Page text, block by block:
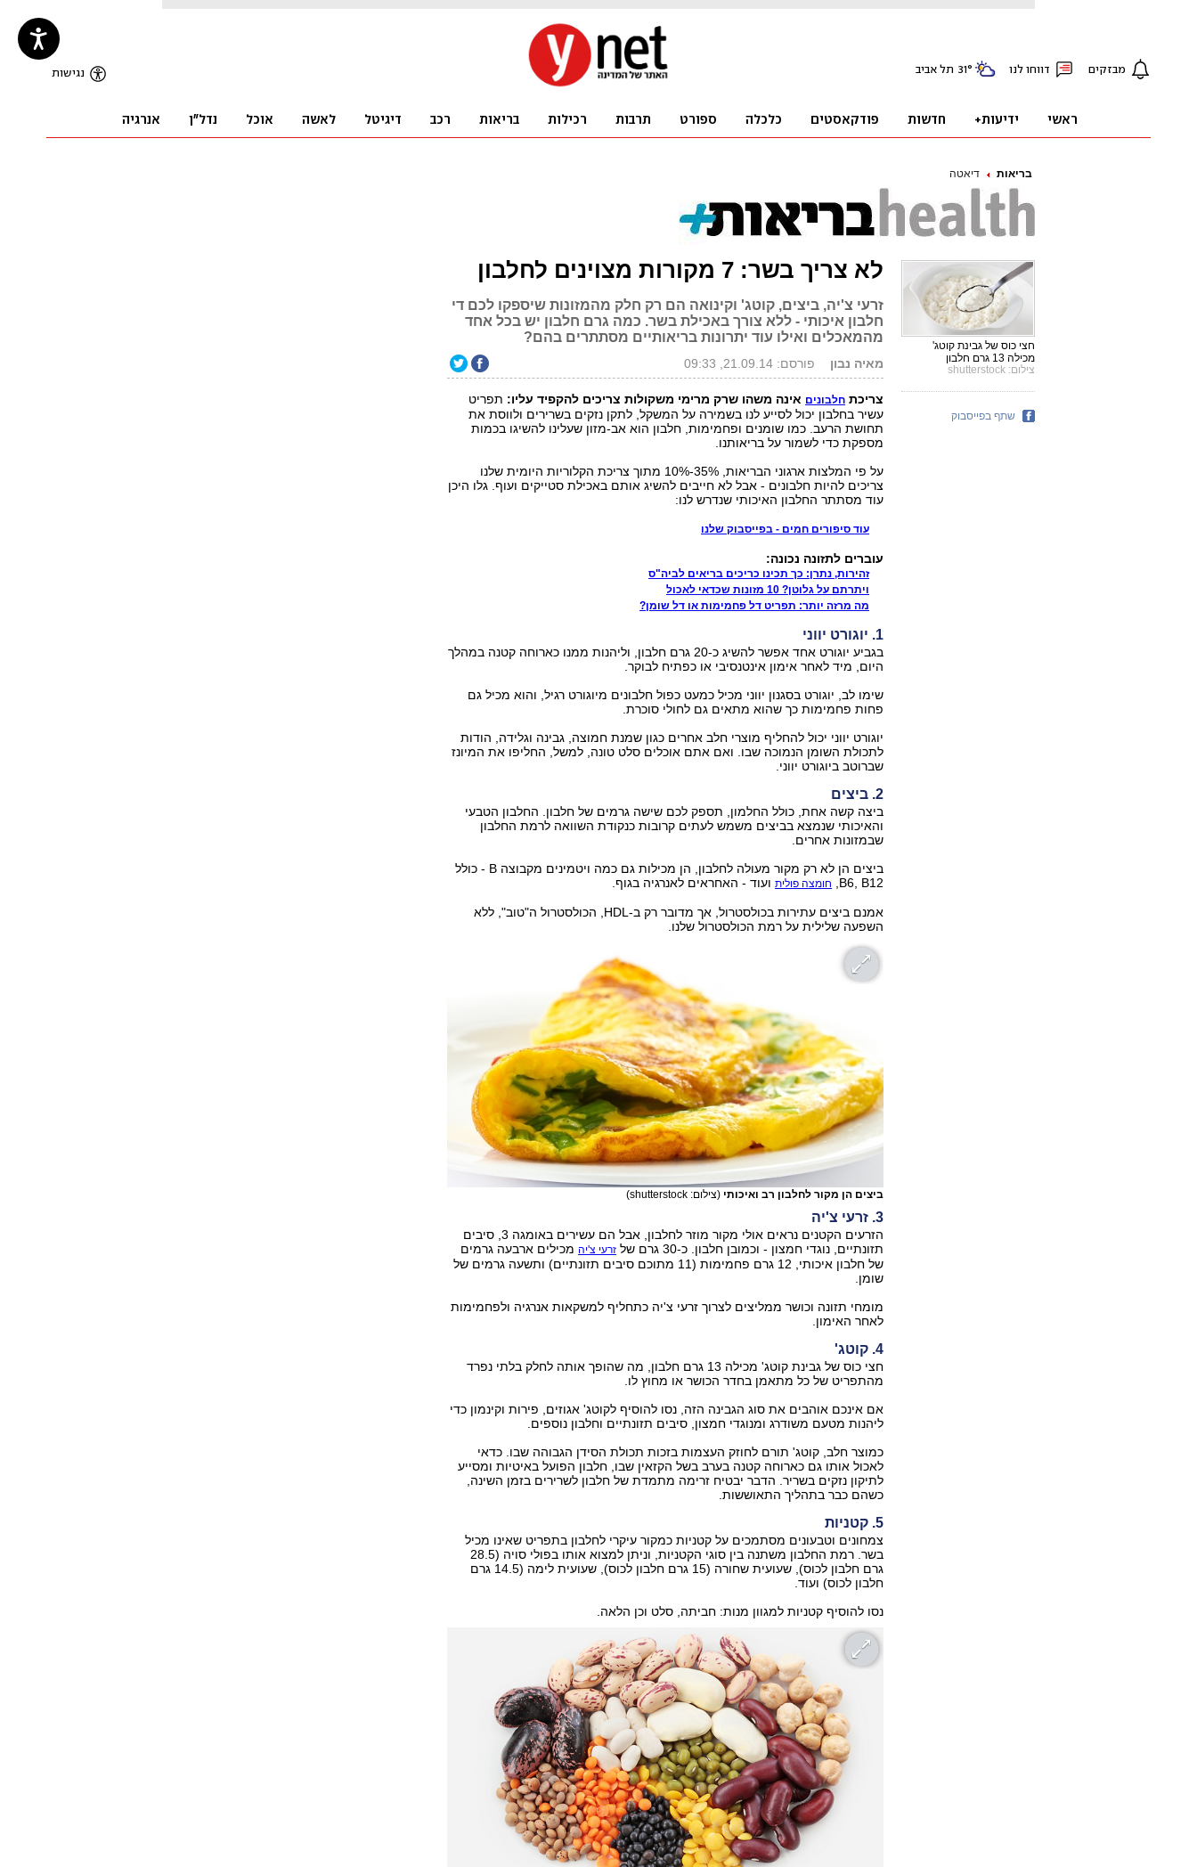
בריאות דיאטה
לא צריך בשר: 7 מקורות מצוינים לחלבון
זרעי צ'יה, ביצים, קוטג' וקינואה הם רק חלק מהמזונות שיספקו לכם די
חלבון איכותי - ללא צורך באכילת בשר. כמה גרם חלבון יש בכל אחד
מהמאכלים ואילו עוד יתרונות בריאותיים מסתתרים בהם?
מאיה נבון פורסם: 21.09.14, 09:33
צריכת חלבונים אינה משהו שרק מרימי משקולות צריכים להקפיד עליו: תפריט
עשיר בחלבון יכול לסייע לנו בשמירה על המשקל, לתקן נזקים בשרירים ולווסת את
תחושת הרעב. כמו שומנים ופחמימות, חלבון הוא אב-מזון שעלינו להשיגו בכמות
מספקת כדי לשמור על בריאותנו.
על פי המלצות ארגוני הבריאות, 35%-10% מתוך צריכת הקלוריות היומית שלנו
צריכים להיות חלבונים - אבל לא חייבים להשיג אותם באכילת סטייקים ועוף. גלו היכן
עוד מסתתר החלבון האיכותי שנדרש לנו:
עוד סיפורים חמים - בפייסבוק שלנו
עוברים לתזונה נכונה:
זהירות, נתרן: כך תכינו כריכים בריאים לביה"ס
ויתרתם על גלוטן? 10 מזונות שכדאי לאכול
מה מרזה יותר: תפריט דל פחמימות או דל שומן?
1. יוגורט יווני
בגביע יוגורט אחד אפשר להשיג כ-20 גרם חלבון, וליהנות ממנו כארוחה קטנה במהלך
היום, מיד לאחר אימון אינטנסיבי או כפתיח לבוקר.
שימו לב, יוגורט בסגנון יווני מכיל כמעט כפול חלבונים מיוגורט רגיל, והוא מכיל גם
פחות פחמימות כך שהוא מתאים גם לחולי סוכרת.
יוגורט יווני יכול להחליף מוצרי חלב אחרים כגון שמנת חמוצה, גבינה וגלידה, הודות
לתכולת השומן הנמוכה שבו. ואם אתם אוכלים סלט טונה, למשל, החליפו את המיונז
שברוטב ביוגורט יווני.
2. ביצים
ביצה קשה אחת, כולל החלמון, תספק לכם שישה גרמים של חלבון. החלבון הטבעי
והאיכותי שנמצא בביצים משמש לעתים קרובות כנקודת השוואה לרמת החלבון
שבמזונות אחרים.
ביצים הן לא רק מקור מעולה לחלבון, הן מכילות גם כמה ויטמינים מקבוצה B - כולל
B6, B12,
חומצה פוליתועוד - האחראים לאנרגיה בגוף.
אמנם ביצים עתירות בכולסטרול, אך מדובר רק ב-HDL, הכולסטרול ה"טוב", ללא
השפעה שלילית על רמת הכולסטרול שלנו.
ביצים הן מקור לחלבון רב ואיכותי (צילום: shutterstock)
3. זרעי צ'יה
הזרעים הקטנים נראים אולי מקור מוזר לחלבון, אבל הם עשירים באומגה 3, סיבים
תזונתיים, נוגדי חמצון - וכמובן חלבון. כ-30 גרם של
זרעי צ'יהמכילים ארבעה גרמים
של חלבון איכותי, 12 גרם פחמימות (11 מתוכם סיבים תזונתיים) ותשעה גרמים של
שומן.
מומחי תזונה וכושר ממליצים לצרוך זרעי צ'יה כתחליף למשקאות אנרגיה ולפחמימות
לאחר האימון.
4. קוטג'
חצי כוס של גבינת קוטג' מכילה 13 גרם חלבון, מה שהופך אותה לחלק בלתי נפרד
מהתפריט של כל מתאמן בחדר הכושר או מחוץ לו.
אם אינכם אוהבים את סוג הגבינה הזה, נסו להוסיף לקוטג' אגוזים, פירות וקינמון כדי
ליהנות מטעם משודרג ומנוגדי חמצון, סיבים תזונתיים וחלבון נוספים.
כמוצר חלב, קוטג' תורם לחוזק העצמות בזכות תכולת הסידן הגבוהה שבו. כדאי
לאכול אותו גם כארוחה קטנה בערב בשל הקזאין שבו, חלבון הפועל באיטיות ומסייע
לתיקון נזקים בשריר. הדבר יבטיח זרימה מתמדת של חלבון לשרירים בזמן השינה,
כשהם כבר בתהליך התאוששות.
5. קטניות
צמחונים וטבעונים מסתמכים על קטניות כמקור עיקרי לחלבון בתפריט שאינו מכיל
בשר. רמת החלבון משתנה בין סוגי הקטניות, וניתן למצוא אותו בפולי סויה (28.5
גרם חלבון לכוס), שעועית שחורה (15 גרם חלבון לכוס), שעועית לימה (14.5 גרם
חלבון לכוס) ועוד.
נסו להוסיף קטניות למגוון מנות: חביתה, סלט וכן הלאה.
חצי כוס של גבינת קוטג'
מכילה 13 גרם חלבון
צילום: shutterstock
שתף בפייסבוק